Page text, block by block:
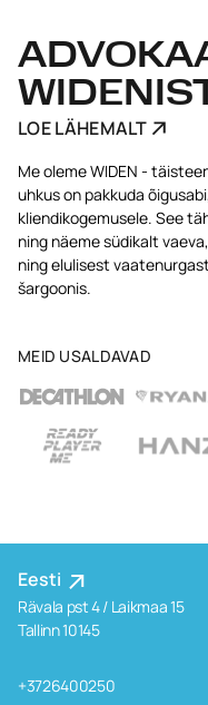
LOE LÄHEMALT
Me oleme WIDEN -
uhkus on pakkuda
kliendikogemusele. See
ning näeme südikalt
ning elulisest
šargoonis.
MEID USALDAVAD
Eesti
Rävala pst 4 / Laikmaa 15
Tallinn 10145
+3726400250